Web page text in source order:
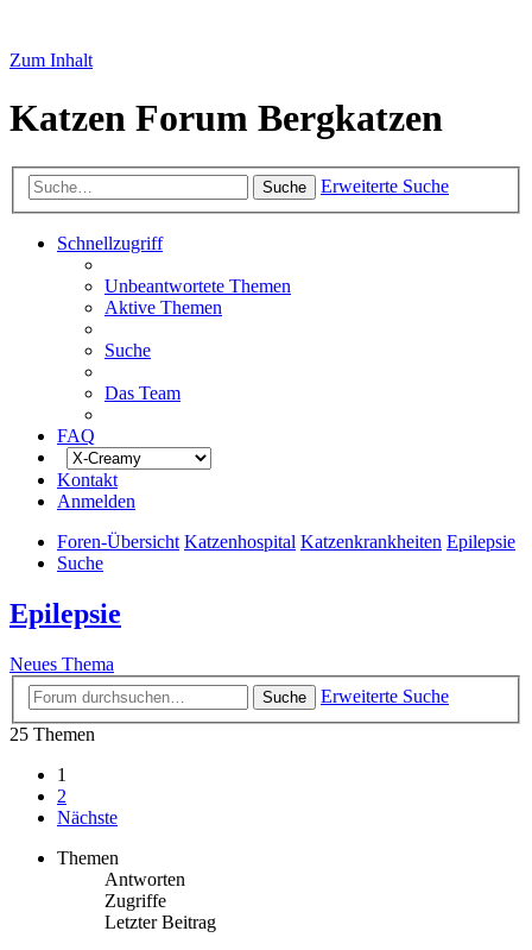
Zum Inhalt
Katzen Forum Bergkatzen
Suche Erweiterte Suche
Schnellzugriff
Unbeantwortete Themen
Aktive Themen
Suche
Das Team
FAQ
Kontakt
Anmelden
Foren-Übersicht Katzenhospital Katzenkrankheiten Epilepsie
Suche
Epilepsie
Neues Thema
Suche
Erweiterte Suche
25 Themen
1
2
Nächste
Themen
Antworten
Zugriffe
Letzter Beitrag